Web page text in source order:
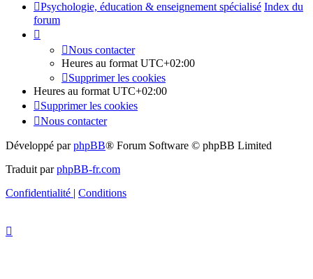
Psychologie, éducation & enseignement spécialisé Index du
forum
Nous contacter
Heures au format UTC+02:00
Supprimer les cookies
Heures au format UTC+02:00
Supprimer les cookies
Nous contacter
Développé parphpBB® Forum Software © phpBB Limited
Traduit parphpBB-fr.com
Confidentialité | Conditions